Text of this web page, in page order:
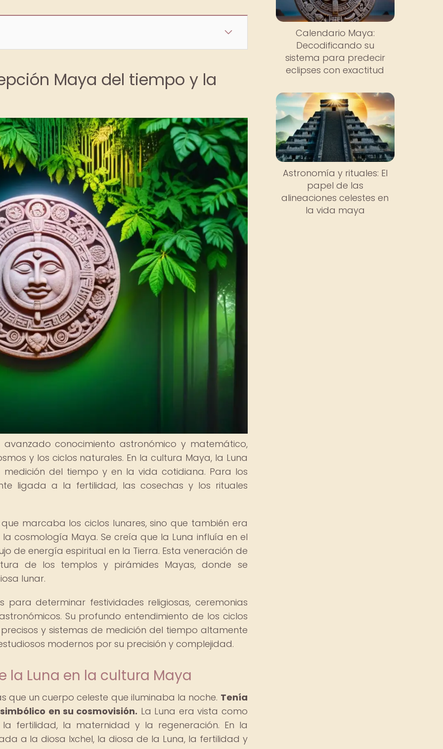
Maya del tiempo y la
conocimiento astronómico y matemático,
y los ciclos naturales. En la cultura Maya, la Luna
del tiempo y en la vida cotidiana. Para los
ligada a la fertilidad, las cosechas y los rituales
marcaba los ciclos lunares, sino que también era
cosmología Maya. Se creía que la Luna influía en el
de energía espiritual en la Tierra. Esta veneración de
de los templos y pirámides Mayas, donde se
lunar.
para determinar festividades religiosas, ceremonias
Su profundo entendimiento de los ciclos
y sistemas de medición del tiempo altamente
modernos por su precisión y complejidad.
la Luna en la cultura Maya
que un cuerpo celeste que iluminaba la noche. Tenía
en su cosmovisión. La Luna era vista como
fertilidad, la maternidad y la regeneración. En la
a la diosa Ixchel, la diosa de la Luna, la fertilidad y
Calendario Maya:
Decodificando su
sistema para predecir
eclipses con exactitud
Astronomía y rituales: El
papel de las
alineaciones celestes en
la vida maya